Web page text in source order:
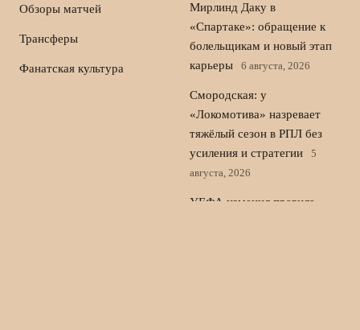
Обзоры матчей
Трансферы
Фанатская культура
Мирлинд Даку в
«Спартаке»: обращение к
болельщикам и новый этап
карьеры
6 августа, 2026
Смородская: у
«Локомотива» назревает
тяжёлый сезон в РПЛ без
усиления и стратегии
5
августа, 2026
УЕФА изменил правила